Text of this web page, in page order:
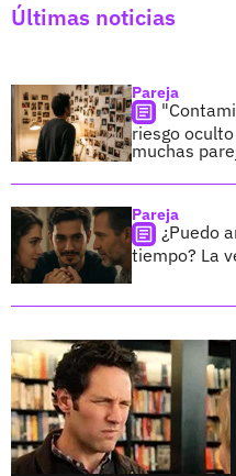
Últimas noticias
Pareja
riesgo
muchas
Pareja
¿Puedo
tiempo? La